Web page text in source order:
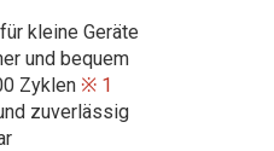
kleine Geräte
und bequem
Zyklen ※ 1
zuverlässig